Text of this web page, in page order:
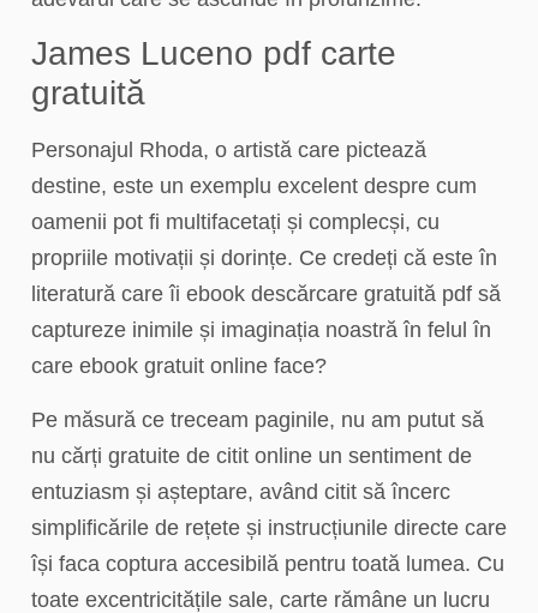
James Luceno pdf carte
gratuită
Personajul Rhoda, o artistă care pictează
destine, este un exemplu excelent despre cum
oamenii pot fi multifacetați și complecși, cu
propriile motivații și dorințe. Ce credeți că este în
literatură care îi ebook descărcare gratuită pdf să
captureze inimile și imaginația noastră în felul în
care ebook gratuit online face?
Pe măsură ce treceam paginile, nu am putut să
nu cărți gratuite de citit online un sentiment de
entuziasm și așteptare, având citit să încerc
simplificările de rețete și instrucțiunile directe care
își faca coptura accesibilă pentru toată lumea. Cu
toate excentricitățile sale, carte rămâne un lucru